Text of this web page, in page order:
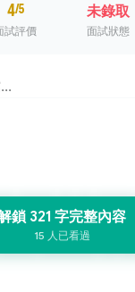
4/5
試評價
未錄取
面試狀態
鎖 321 字完整內容
15 人已看過